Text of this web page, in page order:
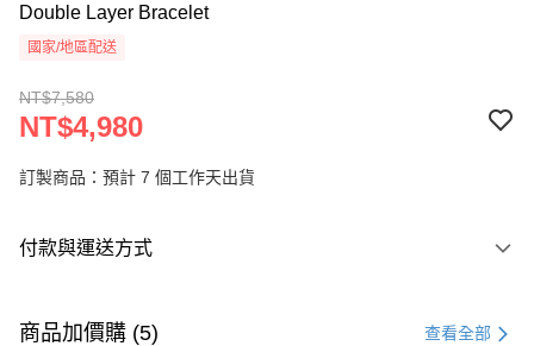
Double Layer Bracelet
國家/地區配送
NT$7,580
NT$4,980
訂製商品：預計 7 個工作天出貨
付款與運送方式
信用卡一次付款
商品加價購 (5) 查看全部